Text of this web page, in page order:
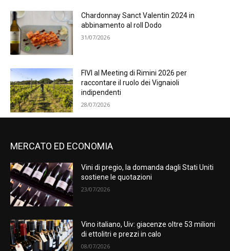
Chardonnay Sanct Valentin 2024 in
abbinamento al roll Dodo
31/07/2026
FIVI al Meeting di Rimini 2026 per
raccontare il ruolo dei Vignaioli
indipendenti
28/07/2026
MERCATO ED ECONOMIA
Vini di pregio, la domanda dagli Stati Uniti
sostiene le quotazioni
23/07/2026
Vino italiano, Uiv: giacenze oltre 53 milioni
di ettolitri e prezzi in calo
08/07/2026